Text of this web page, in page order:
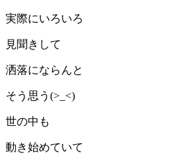
実際にいろいろ
見聞きして
洒落にならんと
そう思う(>_<)
世の中も
動き始めていて